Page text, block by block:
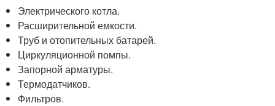
Электрического котла.
Расширительной емкости.
Труб и отопительных батарей.
Циркуляционной помпы.
Запорной арматуры.
Термодатчиков.
Фильтров.